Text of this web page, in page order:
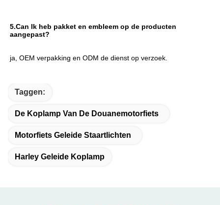
5.Can Ik heb pakket en embleem op de producten
aangepast?
ja, OEM verpakking en ODM de dienst op verzoek.
Taggen:
De Koplamp Van De Douanemotorfiets
Motorfiets Geleide Staartlichten
Harley Geleide Koplamp